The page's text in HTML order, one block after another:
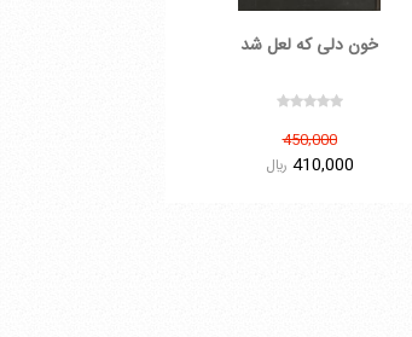
خون دلی که لعل شد
450,000
410,000 ريال